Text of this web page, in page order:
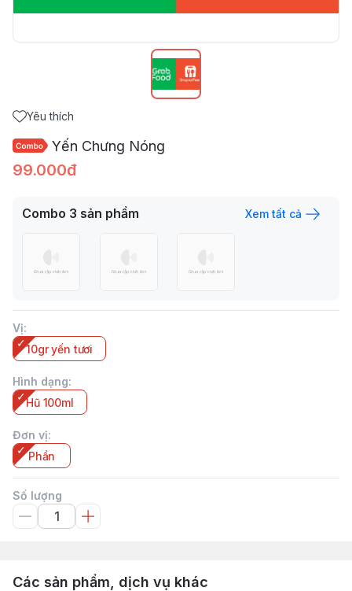
Yêu thích
Yến Chưng Nóng
99.000đ
Combo 3 sản phẩm Xem tất cả
Vị:
10gr yến tươi
Hình dạng:
Hũ 100ml
Đơn vị:
Phần
Số lượng
Các sản phẩm, dịch vụ khác